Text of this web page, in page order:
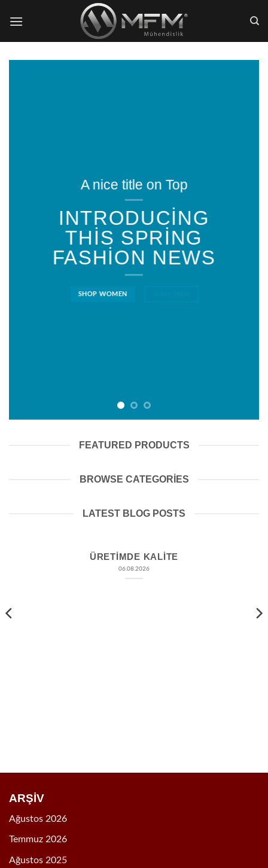
atla
A nice title on Top
INTRODUCING
THIS SPRING
FASHION NEWS
SHOP WOMEN
FEATURED PRODUCTS
BROWSE CATEGORIES
LATEST BLOG POSTS
ÜRETIMDE KALITE
06.08.2026
ARŞİV
Ağustos 2026
Temmuz 2026
Ağustos 2025